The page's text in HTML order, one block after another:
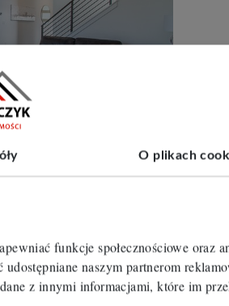
O plikach
funkcje społecznościowe oraz
naszym partnerom
z innymi informacjami, które im
w
jego okolicach. Wzrost
miejskiej czy plany budowy
na wartość nieruchomości,
przestrzennym. Rybnik, jak